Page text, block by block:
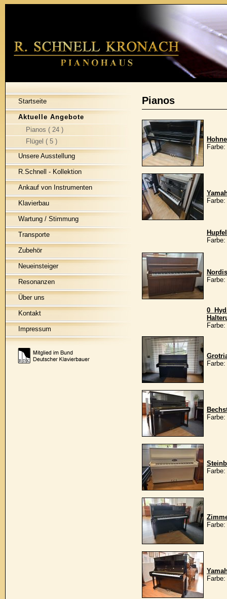
Startseite
Aktuelle Angebote
Pianos ( 24 )
Flügel ( 5 )
Unsere Ausstellung
R.Schnell - Kollektion
Ankauf von Instrumenten
Klavierbau
Wartung / Stimmung
Transporte
Zubehör
Neueinsteiger
Resonanzen
Über uns
Kontakt
Impressum
Pianos
Farbe:
0
Farbe: